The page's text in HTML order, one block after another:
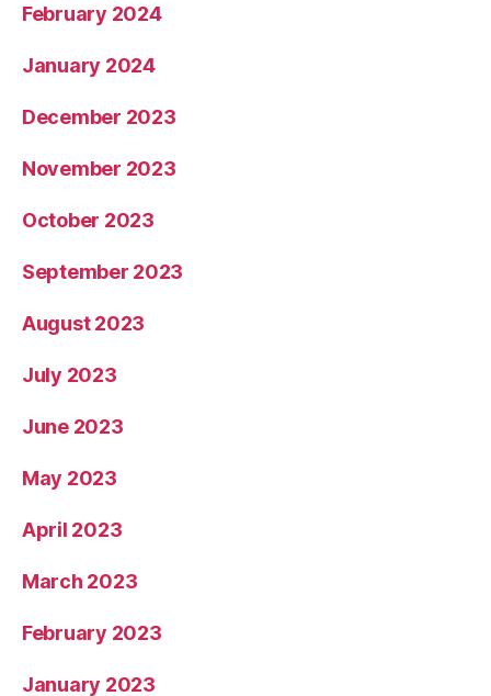
February 2024
January 2024
December 2023
November 2023
October 2023
September 2023
August 2023
July 2023
June 2023
May 2023
April 2023
March 2023
February 2023
January 2023